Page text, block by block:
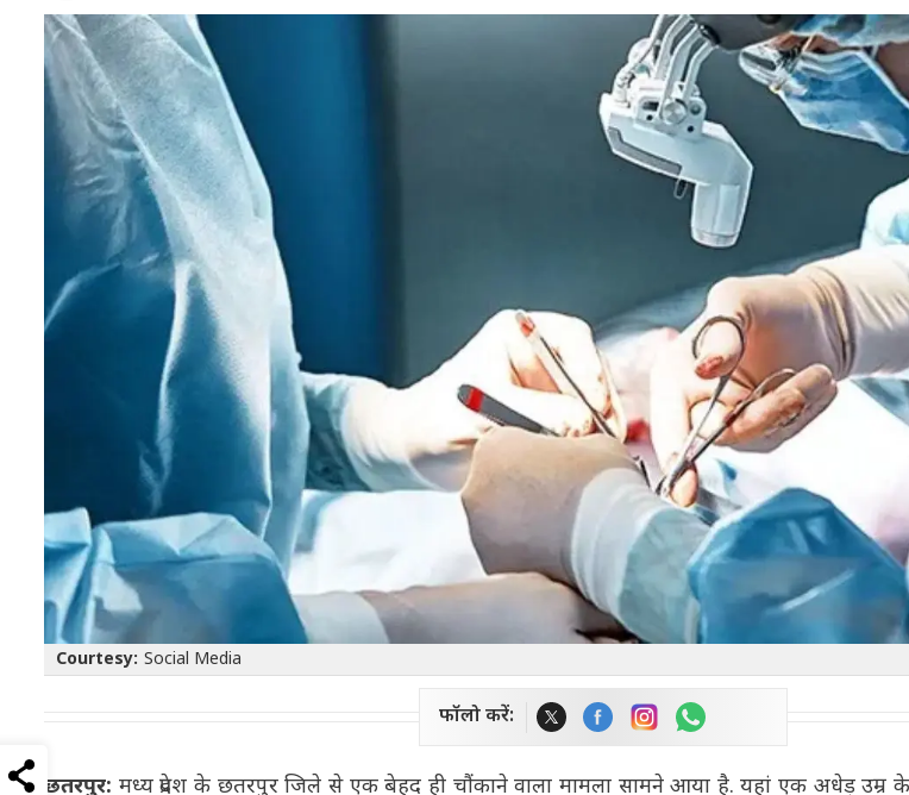
Courtesy: Social Media
फॉलो करें:
छतरपुर: मध्य प्रदेश के छतरपुर जिले से एक बेहद ही चौंकाने वाला मामला सामने आया है. यहां एक अधेड़ उम्र